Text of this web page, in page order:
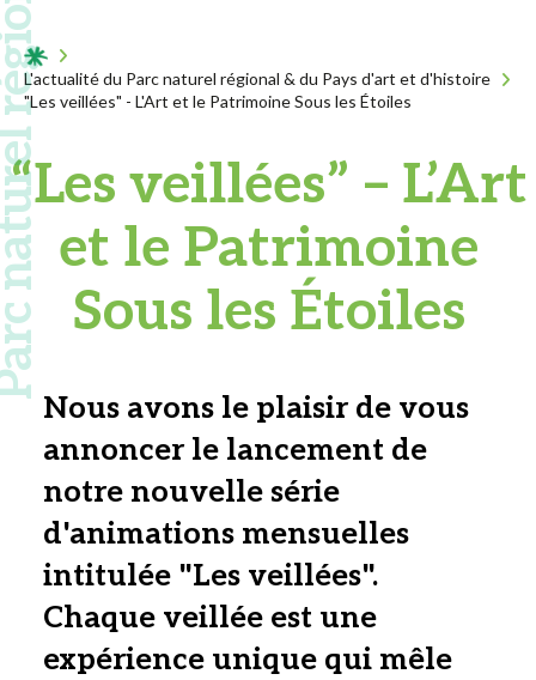
régional
Acceuil
L'actualité du Parc naturel régional & du Pays d'art et d'histoire
"Les veillées" - L'Art et le Patrimoine Sous les Étoiles
“Les veillées” – L’Art
et le Patrimoine
Sous les Étoiles
Nous avons le plaisir de vous
annoncer le lancement de
notre nouvelle série
d'animations mensuelles
intitulée "Les veillées".
Chaque veillée est une
expérience unique qui mêle